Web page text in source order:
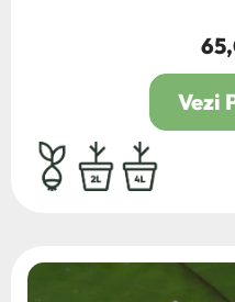
Vezi
bulb,rhizom,radacina
2L 4L